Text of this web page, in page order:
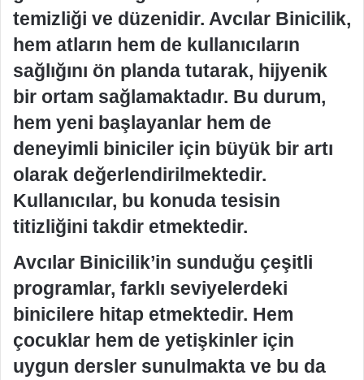
temizliği ve düzenidir. Avcılar Binicilik,
hem atların hem de kullanıcıların
sağlığını ön planda tutarak, hijyenik
bir ortam sağlamaktadır. Bu durum,
hem yeni başlayanlar hem de
deneyimli biniciler için büyük bir artı
olarak değerlendirilmektedir.
Kullanıcılar, bu konuda tesisin
titizliğini takdir etmektedir.
Avcılar Binicilik’in sunduğu çeşitli
programlar, farklı seviyelerdeki
binicilere hitap etmektedir. Hem
çocuklar hem de yetişkinler için
uygun dersler sunulmakta ve bu da